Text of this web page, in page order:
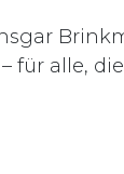
für alle,